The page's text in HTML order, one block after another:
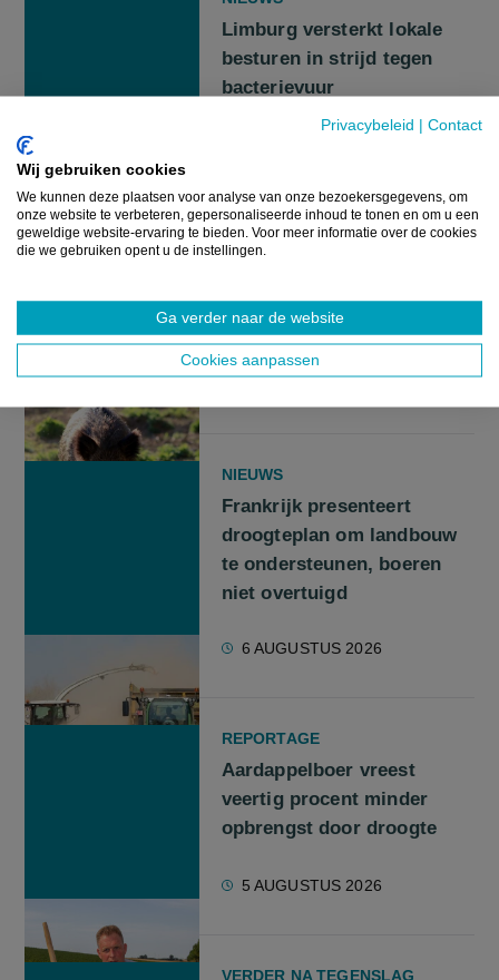
Privacybeleid | Contact
Wij gebruiken cookies
We kunnen deze plaatsen voor analyse van onze bezoekersgegevens, om
onze website te verbeteren, gepersonaliseerde inhoud te tonen en om u een
geweldige website-ervaring te bieden. Voor meer informatie over de cookies
die we gebruiken opent u de instellingen.
Ga verder naar de website
Cookies aanpassen
Limburg versterkt lokale
besturen in strijd tegen
bacterievuur
NIEUWS
maïsdoolhof nog voor de
opening
NIEUWS
Frankrijk presenteert
droogteplan om landbouw
te ondersteunen, boeren
niet overtuigd
6 AUGUSTUS 2026
REPORTAGE
Aardappelboer vreest
veertig procent minder
opbrengst door droogte
5 AUGUSTUS 2026
VERDER NA TEGENSLAG